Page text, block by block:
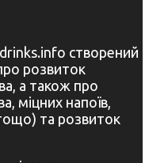
створений
розвиток
а також про
міцних напоїв,
та розвиток